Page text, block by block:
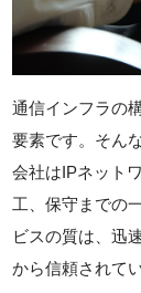
通信インフラの
要素です。そん
会社はIPネット
工、保守までの
ビスの質は、迅
から信頼されて